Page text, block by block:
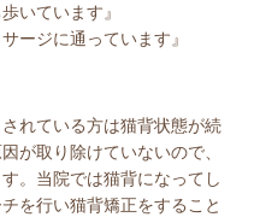
いています』
ージに通っています』
れている方は猫背状態が続
が取り除けていないので、
。当院では猫背になってし
を行い猫背矯正をすること